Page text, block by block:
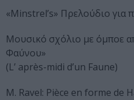
«Minstrel’s» Πρελούδιο για
Μουσικό σχόλιο με όμποε
Φαύνου»
(L’ après-midi d’un Faune)
M. Ravel: Pièce en forme de